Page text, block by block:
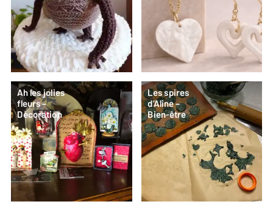
Ah les jolies
fleurs –
Décoration
Les spires
d’Aline –
Bien-être